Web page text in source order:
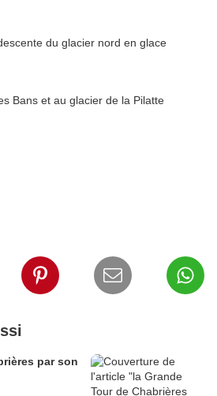
du glacier nord en glace
Bans et au glacier de la Pilatte
par son